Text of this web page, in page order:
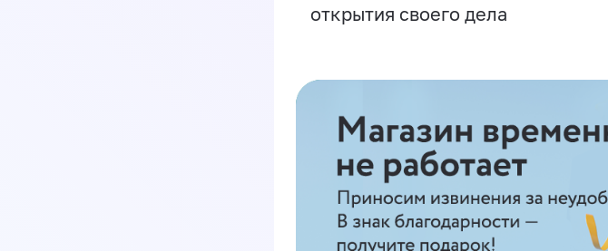
открытия своего дела